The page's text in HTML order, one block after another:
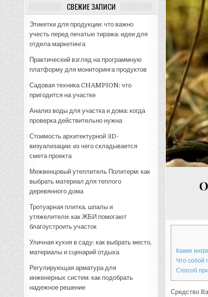
СВЕЖИЕ ЗАПИСИ
Этикетки для продукции: что важно
учесть перед печатью тиража: идеи для
отдела маркетинга
Практический взгляд на программную
платформу для мониторинга продуктов
Садовая техника CHAMPION: что
пригодится на участке
Анализ воды для участка и дома: когда
проверка действительно нужна
Стоимость архитектурной 3D-
визуализации: из чего складывается
смета проекта
Межвенцовый утеплитель Политерм: как
выбрать материал для теплого
деревянного дома
Тротуарная плитка, шпалы и
утяжелители: как ЖБИ помогают
благоустроить участок
Уличная кухня в саду: как выбрать место,
материалы и сценарий отдыха
Регулирующая арматура для
инженерных систем: как подобрать
надежное решение
Какие
Что собой
Способ
Средство